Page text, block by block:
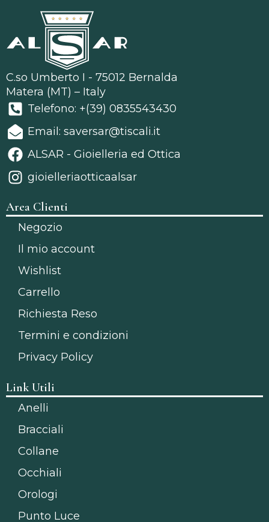
C.so Umberto I - 75012 Bernalda
Matera (MT) – Italy
Telefono: +(39) 0835543430
Email: saversar@tiscali.it
ALSAR - Gioielleria ed Ottica
gioielleriaotticaalsar
Area Clienti
Negozio
Il mio account
Wishlist
Carrello
Richiesta Reso
Termini e condizioni
Privacy Policy
Link Utili
Anelli
Bracciali
Collane
Occhiali
Orologi
Punto Luce